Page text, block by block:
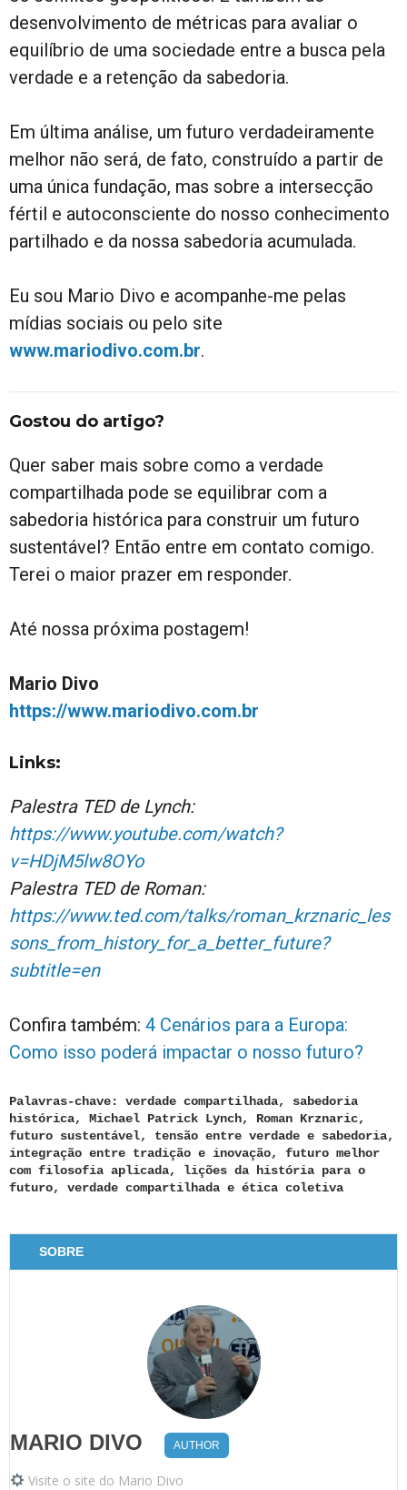
desenvolvimento de métricas para avaliar o
equilíbrio de uma sociedade entre a busca pela
verdade e a retenção da sabedoria.
Em última análise, um futuro verdadeiramente
melhor não será, de fato, construído a partir de
uma única fundação, mas sobre a intersecção
fértil e autoconsciente do nosso conhecimento
partilhado e da nossa sabedoria acumulada.
Eu sou Mario Divo e acompanhe-me pelas
mídias sociais ou pelo site
www.mariodivo.com.br.
Gostou do artigo?
Quer saber mais sobre como a verdade
compartilhada pode se equilibrar com a
sabedoria histórica para construir um futuro
sustentável? Então entre em contato comigo.
Terei o maior prazer em responder.
Até nossa próxima postagem!
Mario Divo
https://www.mariodivo.com.br
Links:
Palestra TED de Lynch:
https://www.youtube.com/watch?
v=HDjM5lw8OYo
Palestra TED de Roman:
https://www.ted.com/talks/roman_krznaric_les
sons_from_history_for_a_better_future?
subtitle=en
Confira também: 4 Cenários para a Europa:
Como isso poderá impactar o nosso futuro?
Palavras-chave: verdade compartilhada, sabedoria
histórica, Michael Patrick Lynch, Roman Krznaric,
futuro sustentável, tensão entre verdade e sabedoria,
integração entre tradição e inovação, futuro melhor
com filosofia aplicada, lições da história para o
futuro, verdade compartilhada e ética coletiva
SOBRE
MARIO DIVO AUTHOR
Visite o site do Mario Divo